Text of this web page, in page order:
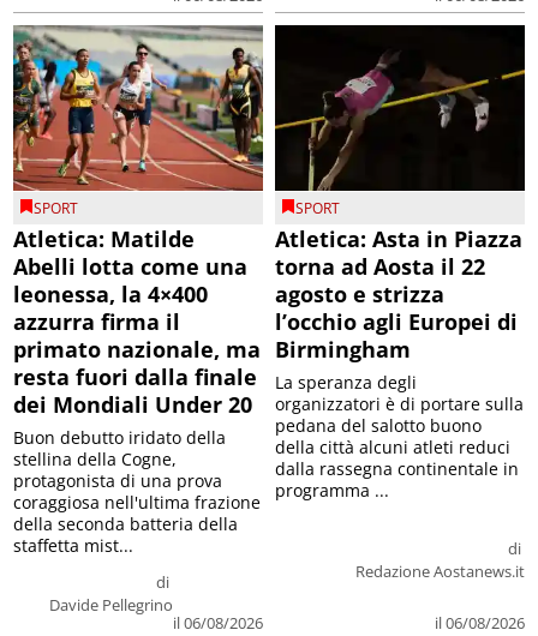
SPORT
Atletica: Matilde
Abelli lotta come una
leonessa, la 4×400
azzurra firma il
primato nazionale, ma
resta fuori dalla finale
dei Mondiali Under 20
di
Davide Pellegrino
il 06/08/2026
Buon debutto iridato della
stellina della Cogne,
protagonista di una prova
coraggiosa nell'ultima frazione
della seconda batteria della
staffetta mist...
SPORT
Atletica: Asta in Piazza
torna ad Aosta il 22
agosto e strizza
l’occhio agli Europei di
Birmingham
di
Redazione Aostanews.it
il 06/08/2026
La speranza degli
organizzatori è di portare sulla
pedana del salotto buono
della città alcuni atleti reduci
dalla rassegna continentale in
programma ...